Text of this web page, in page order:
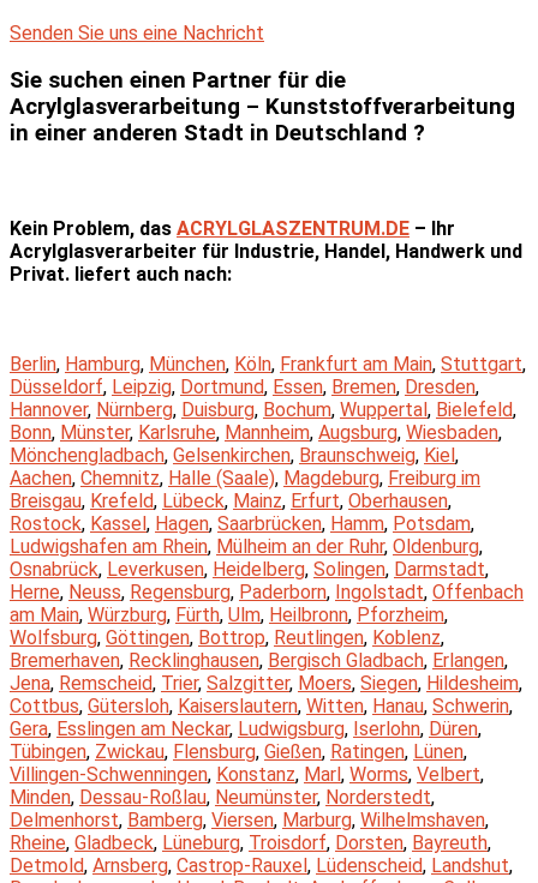
Senden Sie uns eine Nachricht
Sie suchen einen Partner für die
Acrylglasverarbeitung – Kunststoffverarbeitung
in einer anderen Stadt in Deutschland ?
Kein Problem, das ACRYLGLASZENTRUM.DE – Ihr
Acrylglasverarbeiter für Industrie, Handel, Handwerk und
Privat. liefert auch nach:
Berlin, Hamburg, München, Köln, Frankfurt am Main, Stuttgart,
Düsseldorf, Leipzig, Dortmund, Essen, Bremen, Dresden,
Hannover, Nürnberg, Duisburg, Bochum, Wuppertal , Bielefeld,
Bonn, Münster, Karlsruhe, Mannheim, Augsburg, Wiesbaden,
Mönchengladbach, Gelsenkirchen, Braunschweig, Kiel ,
Aachen, Chemnitz, Halle (Saale), Magdeburg, Freiburg im
Breisgau, Krefeld, Lübeck, Mainz, Erfurt, Oberhausen,
Rostock, Kassel , Hagen, Saarbrücken, Hamm, Potsdam,
Ludwigshafen am Rhein, Mülheim an der Ruhr, Oldenburg,
Osnabrück, Leverkusen, Heidelberg, Solingen, Darmstadt,
Herne, Neuss, Regensburg, Paderborn, Ingolstadt, Offenbach
am Main, Würzburg, Fürth, Ulm, Heilbronn, Pforzheim,
Wolfsburg, Göttingen, Bottrop, Reutlingen, Koblenz,
Bremerhaven, Recklinghausen, Bergisch Gladbach, Erlangen,
Jena, Remscheid, Trier, Salzgitter, Moers, Siegen, Hildesheim,
Cottbus, Gütersloh, Kaiserslautern, Witten, Hanau, Schwerin,
Gera, Esslingen am Neckar, Ludwigsburg, Iserlohn, Düren,
Tübingen, Zwickau, Flensburg, Gießen, Ratingen, Lünen,
Villingen-Schwenningen, Konstanz, Marl , Worms, Velbert,
Minden, Dessau-Roßlau, Neumünster, Norderstedt,
Delmenhorst, Bamberg, Viersen, Marburg, Wilhelmshaven,
Rheine, Gladbeck, Lüneburg, Troisdorf, Dorsten, Bayreuth,
Detmold, Arnsberg, Castrop-Rauxel , Lüdenscheid, Landshut,